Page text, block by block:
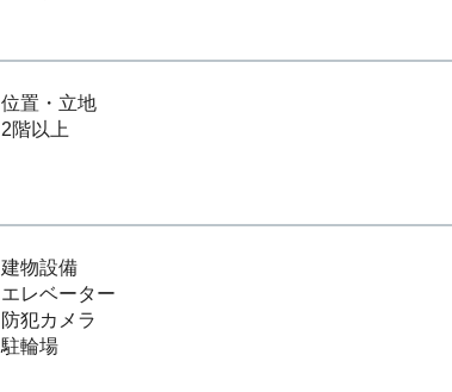
位置・立地
2階以上
建物設備
エレベーター
防犯カメラ
駐輪場